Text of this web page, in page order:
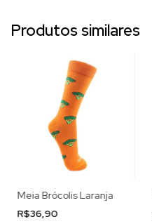
Produtos similares
Meia Brócolis Laranja
R$36,90